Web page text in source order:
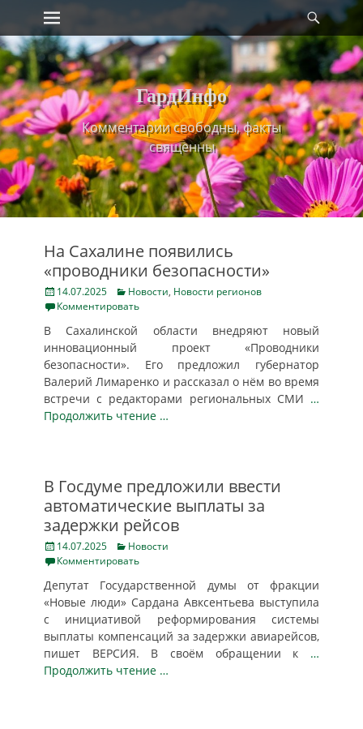
Skip
to
content
Primary Menu
ГардИнфо
Комментарии свободны, факты
священны
На Сахалине появились
«проводники безопасности»
Posted
on
14.07.2025 Categories
Новости, Новости регионов
Комментировать
В Сахалинской области внедряют новый
инновационный проект «Проводники
безопасности». Его предложил губернатор
Валерий Лимаренко и рассказал о нём во время
встречи с редакторами региональных СМИ …
Продолжить чтение …
В Госдуме предложили ввести
автоматические выплаты за
задержки рейсов
Posted
on
14.07.2025 Categories
Новости
Комментировать
Депутат Государственной думы от фракции
«Новые люди» Сардана Авксентьева выступила
с инициативой реформирования системы
выплаты компенсаций за задержки авиарейсов,
пишет ВЕРСИЯ. В своём обращении к …
Продолжить чтение …